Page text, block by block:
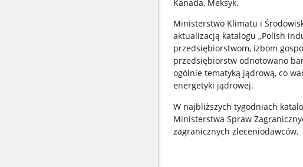
Kanada, Meksyk.
Ministerstwo Klimatu i
aktualizacją katalogu „Polish
przedsiębiorstwom, izbom
przedsiębiorstw odnotowano
ogólnie tematyką jądrową, co
energetyki jądrowej.
W najbliższych tygodniach
Ministerstwa Spraw
zagranicznych zleceniodawców.